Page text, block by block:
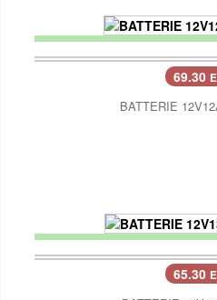
69.30
BATTERIE
65.30